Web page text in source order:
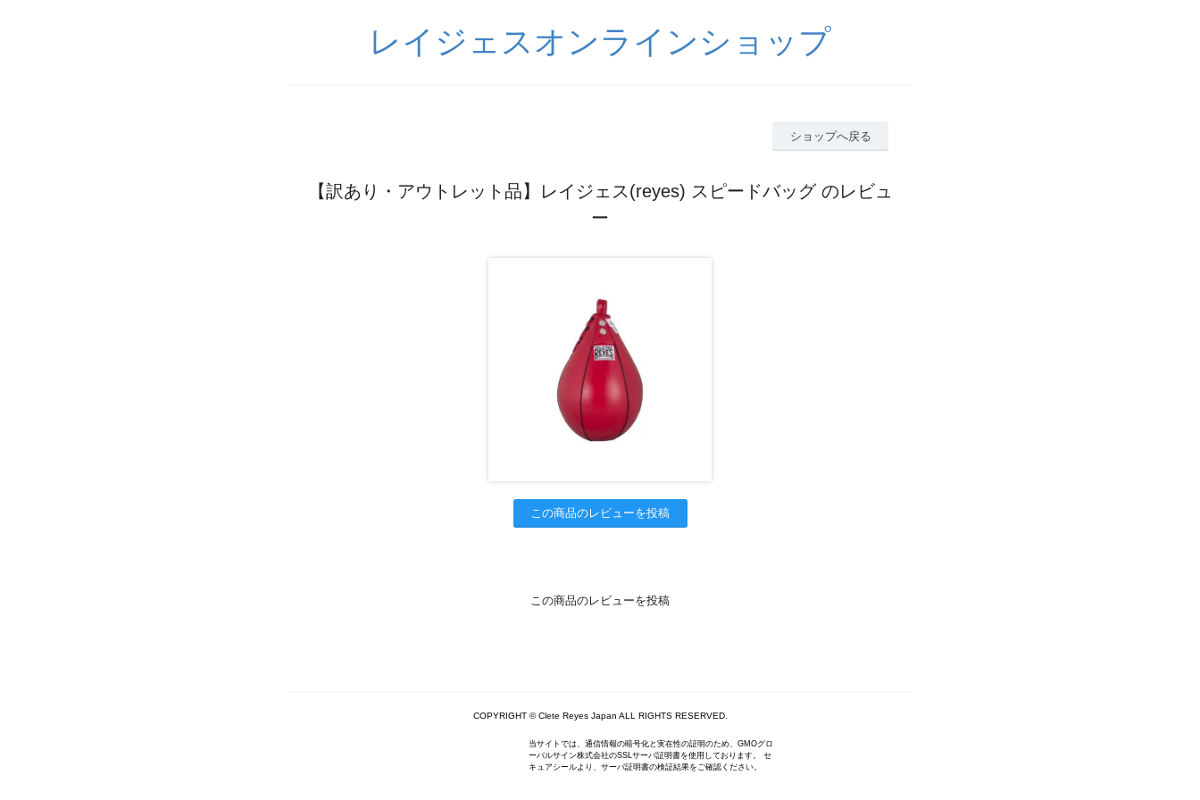
レイジェスオンラインショップ
ショップへ戻る
【訳あり・アウトレット品】レイジェス(reyes) スピードバッグ のレビュ
ー
この商品のレビューを投稿
この商品のレビューを投稿
COPYRIGHT © Clete Reyes Japan ALL RIGHTS RESERVED.
当サイトでは、通信情報の暗号化と実在性の証明のため、GMOグロ
ーバルサイン株式会社のSSLサーバ証明書を使用しております。 セ
キュアシールより、サーバ証明書の検証結果をご確認ください。